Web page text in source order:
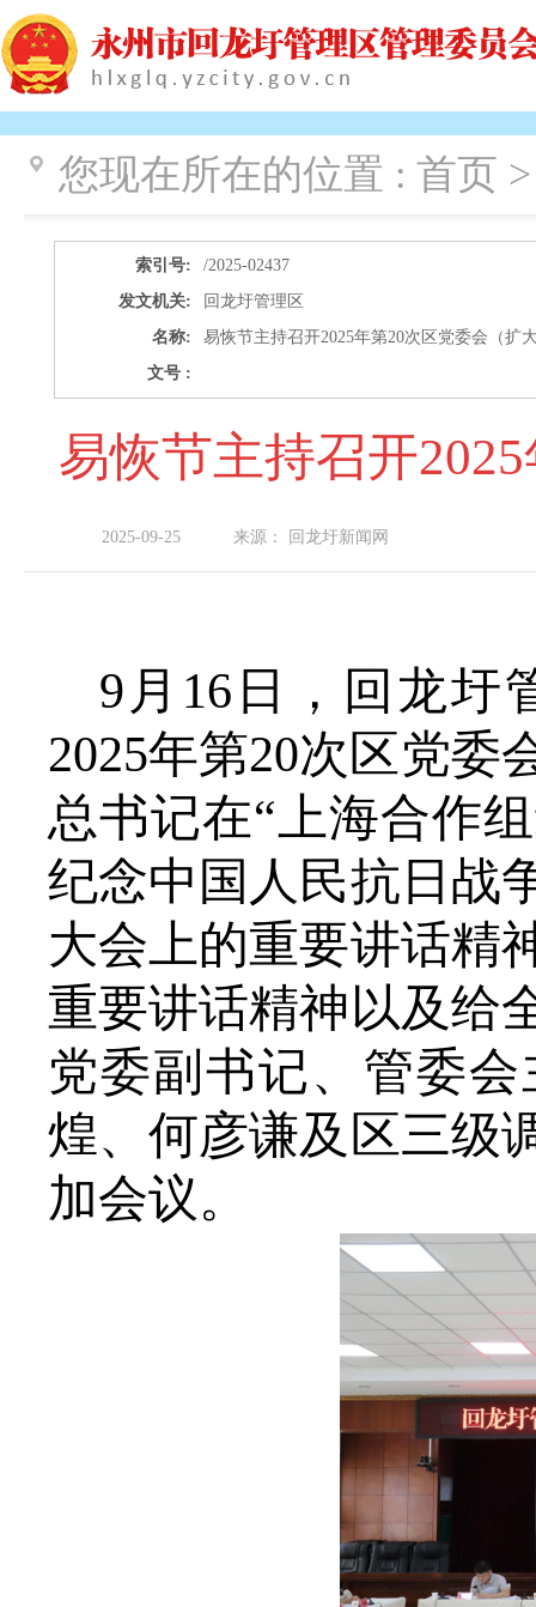
您现在所在的位置 : 首页
索引号:
/2025-02437
发文机关:
回龙圩管理区
名称:
易恢节主持召开2025年第20次区党委会（扩
文号 :
易恢节主持召开
2025-09-25 来源： 回龙圩新闻网
9月16日，回龙圩
2025年第20次区党委
总书记在“上海合作
纪念中国人民抗日战
大会上的重要讲话精
重要讲话精神以及给
党委副书记、管委
煌、何彦谦及区三级
加会议。